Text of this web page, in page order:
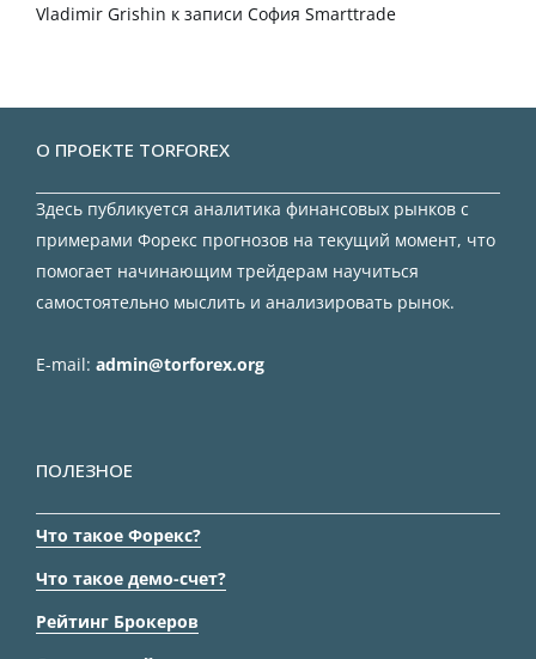
Vladimir Grishin к записи София Smarttrade
О ПРОЕКТЕ TORFOREX
Здесь публикуется аналитика финансовых рынков с
примерами Форекс прогнозов на текущий момент, что
помогает начинающим трейдерам научиться
самостоятельно мыслить и анализировать рынок.
E-mail: admin@torforex.org
ПОЛЕЗНОЕ
Что такое Форекс?
Что такое демо-счет?
Рейтинг Брокеров